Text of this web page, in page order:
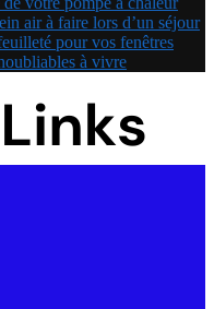
air à faire lors d’un séjour
pour vos fenêtres
à vivre